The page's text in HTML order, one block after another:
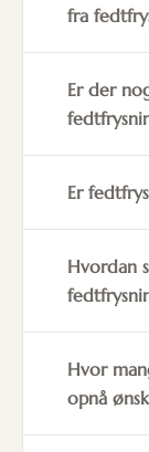
fra
Er der
Er
Hvordan
Hvor
opnå